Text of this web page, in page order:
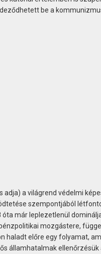
be a
a világrend védelmi
szempontjából
már leplezetlenül
mozgástere,
haladt előre egy folyamat,
államhatalmak ellenőrzésük